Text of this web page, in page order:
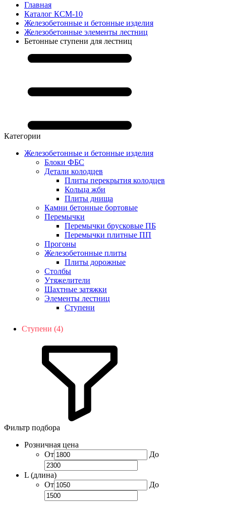
Главная
Каталог КСМ-10
Железобетонные и бетонные изделия
Железобетонные элементы лестниц
Бетонные ступени для лестниц
Категории
Железобетонные и бетонные изделия
Блоки ФБС
Детали колодцев
Плиты перекрытия колодцев
Кольца жби
Плиты днища
Камни бетонные бортовые
Перемычки
Перемычки брусковые ПБ
Перемычки плитные ПП
Прогоны
Железобетонные плиты
Плиты дорожные
Столбы
Утяжелители
Шахтные затяжки
Элементы лестниц
Ступени
Ступени (4)
Фильтр подбора
Розничная цена
От
До
L (длина)
От
До